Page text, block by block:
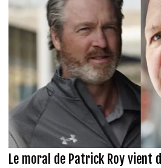
Le moral de Patrick Roy vient